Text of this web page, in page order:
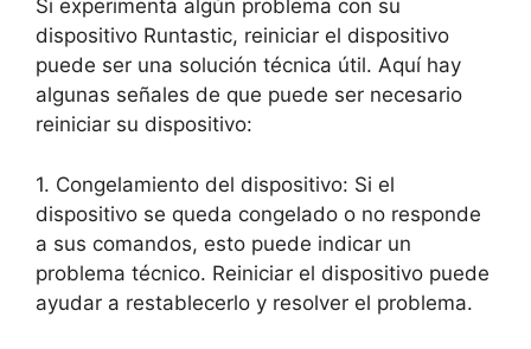
Si experimenta⁣ algún problema con su
dispositivo Runtastic, reiniciar ‍el dispositivo
puede ser una solución técnica útil. Aquí hay
⁤algunas señales de que puede ser necesario
‍reiniciar su dispositivo:
1. Congelamiento⁣ del dispositivo: Si⁢ el
dispositivo se ​queda​ congelado o no responde
a sus comandos, esto puede indicar un
problema técnico. Reiniciar el dispositivo puede
ayudar a restablecerlo y resolver el problema.